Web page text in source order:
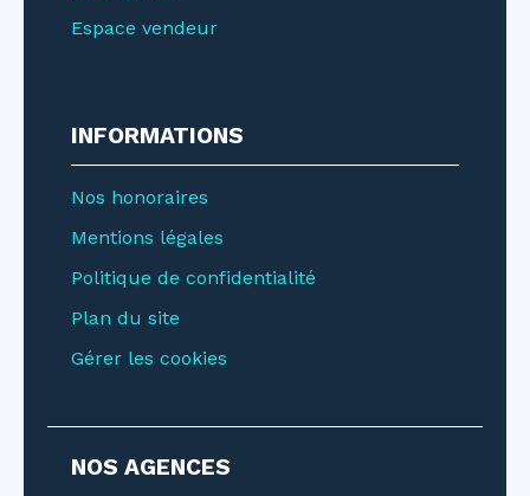
Espace vendeur
INFORMATIONS
Nos honoraires
Mentions légales
Politique de confidentialité
Plan du site
Gérer les cookies
NOS AGENCES